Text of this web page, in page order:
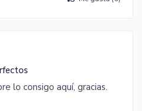
lo consigo aquí, gracias.